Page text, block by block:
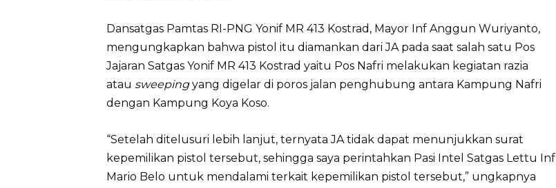
Dansatgas Pamtas RI-PNG Yonif MR 413 Kostrad, Mayor Inf Anggun Wuriyanto,
mengungkapkan bahwa pistol itu diamankan dari JA pada saat salah satu Pos
Jajaran Satgas Yonif MR 413 Kostrad yaitu Pos Nafri melakukan kegiatan razia
atau sweepingyang digelar di poros jalan penghubung antara Kampung Nafri
dengan Kampung Koya Koso.
“Setelah ditelusuri lebih lanjut, ternyata JA tidak dapat menunjukkan surat
kepemilikan pistol tersebut, sehingga saya perintahkan Pasi Intel Satgas Lettu Inf
Mario Belo untuk mendalami terkait kepemilikan pistol tersebut,” ungkapnya